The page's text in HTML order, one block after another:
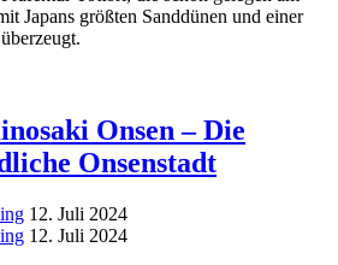
Japans größten Sanddünen und einer
Onsen – Die
Onsenstadt
12. Juli 2024
12. Juli 2024